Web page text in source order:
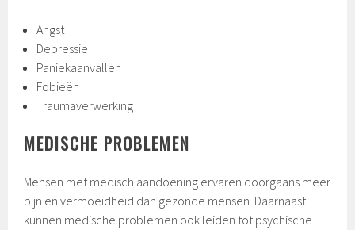
Angst
Depressie
Paniekaanvallen
Fobieën
Traumaverwerking
MEDISCHE PROBLEMEN
Mensen met medisch aandoening ervaren doorgaans meer
pijn en vermoeidheid dan gezonde mensen. Daarnaast
kunnen medische problemen ook leiden tot psychische